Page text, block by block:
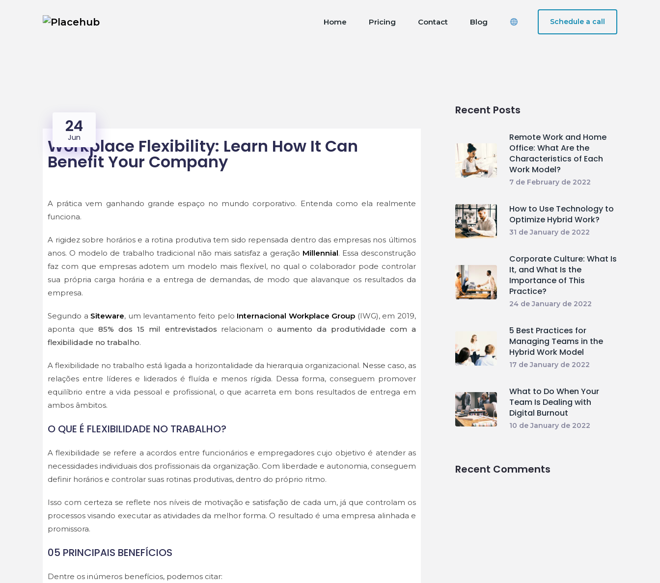
Home Pricing Contact Blog Schedule a call
24
Jun
Workplace Flexibility: Learn How It Can
Benefit Your Company
A prática vem ganhando grande espaço no mundo corporativo. Entenda como ela realmente
funciona.
A rigidez sobre horários e a rotina produtiva tem sido repensada dentro das empresas nos últimos
anos. O modelo de trabalho tradicional não mais satisfaz a geração Millennial. Essa desconstrução
faz com que empresas adotem um modelo mais flexível, no qual o colaborador pode controlar
sua própria carga horária e a entrega de demandas, de modo que alavanque os resultados da
empresa.
Segundo a Siteware, um levantamento feito pelo Internacional Workplace Group (IWG), em 2019,
aponta que 85% dos 15 mil entrevistados relacionam oaumento da produtividade com a
flexibilidade no trabalho.
A flexibilidade no trabalho está ligada a horizontalidade da hierarquia organizacional. Nesse caso, as
relações entre líderes e liderados é fluída e menos rígida. Dessa forma, conseguem promover
equilíbrio entre a vida pessoal e profissional, o que acarreta em bons resultados de entrega em
ambos âmbitos.
O QUE É FLEXIBILIDADE NO TRABALHO?
A flexibilidade se refere a acordos entre funcionários e empregadores cujo objetivo é atender as
necessidades individuais dos profissionais da organização. Com liberdade e autonomia, conseguem
definir horários e controlar suas rotinas produtivas, dentro do próprio ritmo.
Isso com certeza se reflete nos níveis de motivação e satisfação de cada um, já que controlam os
processos visando executar as atividades da melhor forma. O resultado é uma empresa alinhada e
promissora.
05 PRINCIPAIS BENEFÍCIOS
Dentre os inúmeros benefícios, podemos citar:
Recent Posts
Remote Work and Home
Office: What Are the
Characteristics of Each
Work Model?
7 de February de 2022
How to Use Technology to
Optimize Hybrid Work?
31 de January de 2022
Corporate Culture: What Is
It, and What Is the
Importance of This
Practice?
24 de January de 2022
5 Best Practices for
Managing Teams in the
Hybrid Work Model
17 de January de 2022
What to Do When Your
Team Is Dealing with
Digital Burnout
10 de January de 2022
Recent Comments